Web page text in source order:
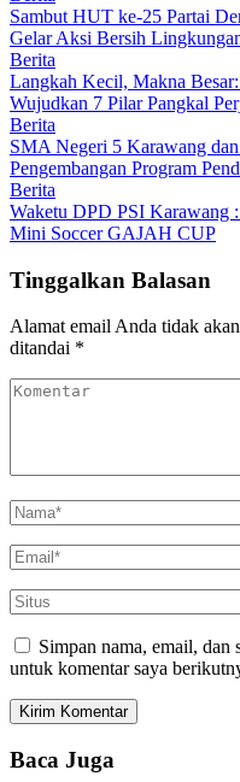
Sambut HUT ke-25 Partai
Gelar Aksi Bersih
Berita
Langkah Kecil, Makna
Wujudkan 7 Pilar Pangkal
Berita
SMA Negeri 5 Karawang
Pengembangan Program
Berita
Waketu DPD PSI Karawang
Mini Soccer GAJAH CUP
Tinggalkan Balasan
Alamat email Anda tidak
ditandai *
Simpan nama, email, dan
untuk komentar saya
Baca Juga